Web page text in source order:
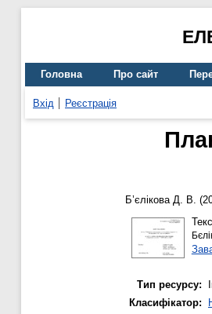
Головна Про сайт
Вхід Реєстрація
Б’єлікова Д. В.
Тип ресурсу:
Класифікатор: